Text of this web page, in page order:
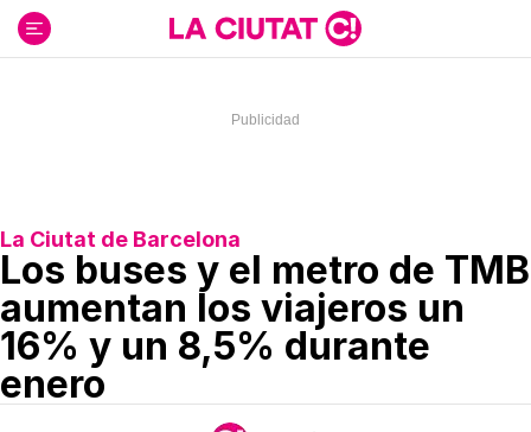
contenido
La Ciutat de Barcelona
Los buses y el metro de TMB
aumentan los viajeros un
16% y un 8,5% durante
enero